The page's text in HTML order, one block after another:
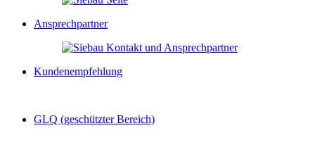
Ansprechpartner
Kundenempfehlung
GLQ (geschützter Bereich)